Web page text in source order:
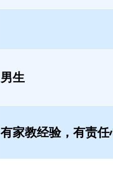
男生
有家教经验，有责任